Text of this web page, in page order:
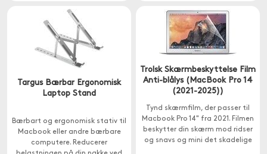
Targus Bærbar Ergonomisk
Laptop Stand
Bærbart og ergonomisk stativ til
Macbook eller andre bærbare
computere. Reducerer
Trolsk Skærmbeskyttelse Film
Anti-blålys (MacBook Pro 14
(2021-2025))
Tynd skærmfilm, der passer til
Macbook Pro 14" fra 2021. Filmen
beskytter din skærm mod ridser
og snavs og mini det skadelige